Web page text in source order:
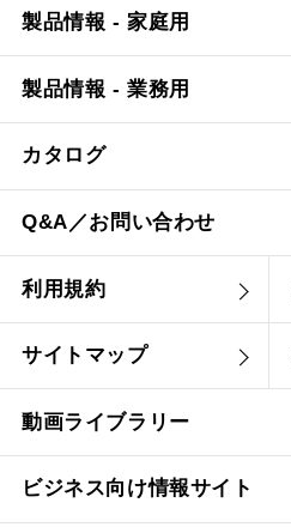
製品情報 - 家庭用
製品情報 - 業務用
カタログ
Q&A／お問い合わせ
利用規約
サイトマップ
動画ライブラリー
ビジネス向け情報サイト